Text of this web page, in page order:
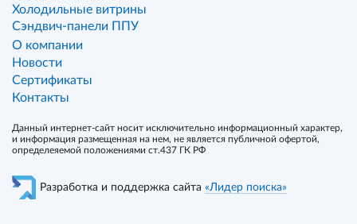
Холодильные витрины
Сэндвич-панели ППУ
О компании
Новости
Сертификаты
Контакты
Данный интернет-сайт носит исключительно информационный характер,
и информация размещенная на нем, не является публичной офертой,
определеяемой положениями ст.437 ГК РФ
Разработка и поддержка сайта «Лидер поиска»